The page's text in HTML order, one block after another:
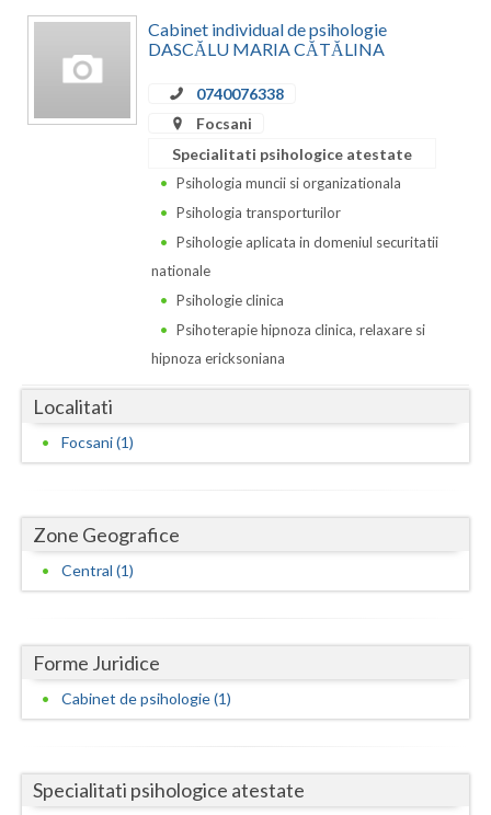
Caras-Severin
Giurgiu
Gorj
Hunedoara
Ialomita
Ilfov
Maramures
Mures
Cabinet individual de psihologie
DASCĂLU MARIA CĂTĂLINA
0740076338
Focsani
Specialitati psihologice atestate
Psihologia muncii si organizationala
Psihologia transporturilor
Psihologie aplicata in domeniul securitatii
nationale
Psihologie clinica
Psihoterapie hipnoza clinica, relaxare si
hipnoza ericksoniana
Localitati
Focsani (1)
Zone Geografice
Central (1)
Forme Juridice
Cabinet de psihologie (1)
Specialitati psihologice atestate